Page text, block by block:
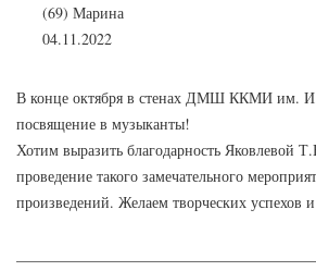
(69) Марина
04.11.2022
В конце октября в стенах ДМШ ККМИ им.
посвящение в музыканты!
Хотим выразить благодарность Яковлевой
проведение такого замечательного
произведений. Желаем творческих